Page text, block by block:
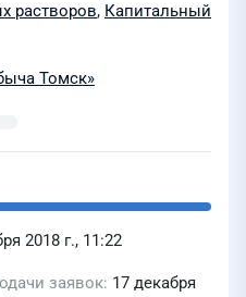
растворов, Капитальный
Томск»
2018 г., 11:22
заявок 17 декабря